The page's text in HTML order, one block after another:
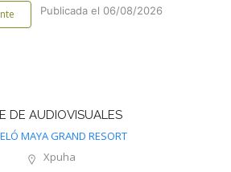
Publicada el 06/08/2026
DE AUDIOVISUALES
MAYA GRAND RESORT
Xpuha